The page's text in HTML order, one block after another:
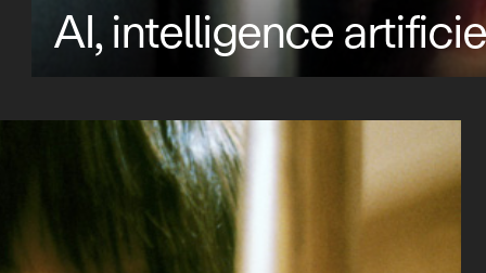
AI, intelligence